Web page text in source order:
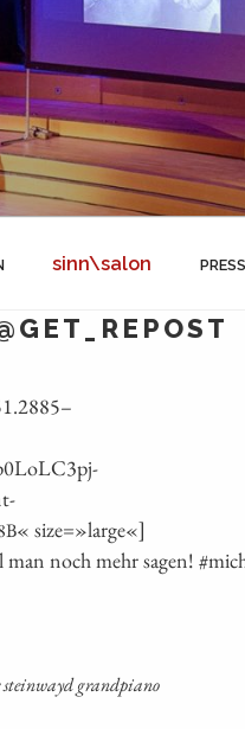
sinn\salon
–
« size=»large«]
stein­wayd grandpiano